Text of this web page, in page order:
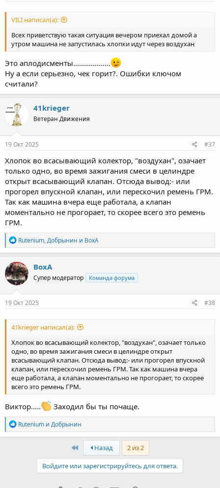
VILI написал(а):
Всех приветствую такая ситуация вечером приехал домой а
утром машина не запустилась хлопки идут через воздухан
Это аплодисменты...................
Ну а если серьезно, чек горит?. Ошибки ключом
считали?
41krieger
Ветеран Движения
19 Окт 2025 #37
Хлопок во всасывающий колектор, "воздухан", озачает
только одно, во время зажигания смеси в целиндре
открыт всасывающий клапан. Отсюда вывод:- или
прогорел впускной клапан, или перескочил ремень ГРМ.
Так как машина вчера еще работала, а клапан
моментально не прогорает, то скорее всего это ремень
ГРМ.
Р
е
а
к
ц
и
и
:
Rutenium,Добрынин и ВохА
ВохА
Супер модератор Команда форума
19 Окт 2025 #38
41krieger написал(а):
Хлопок во всасывающий колектор, "воздухан", озачает только
одно, во время зажигания смеси в целиндре открыт
всасывающий клапан. Отсюда вывод:- или прогорел впускной
клапан, или перескочил ремень ГРМ. Так как машина вчера
еще работала, а клапан моментально не прогорает, то скорее
всего это ремень ГРМ.
Виктор..... Заходил бы ты почаще.
Р
е
а
Rutenium и Добрынин
First Назад 2 из 2
Войдите или зарегистрируйтесь для ответа.